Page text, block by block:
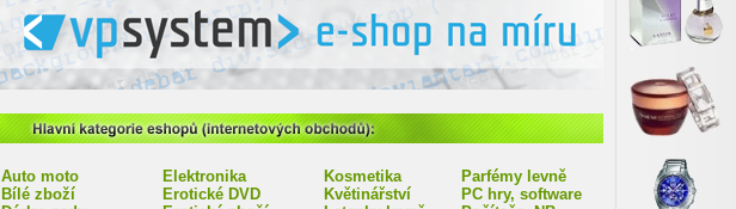
Hlavní kategorie eshopů (internetových obchodů):
Auto moto
Bílé zboží
Elektronika
Erotické DVD
Kosmetika
Květinářství
Parfémy levně
PC hry, software